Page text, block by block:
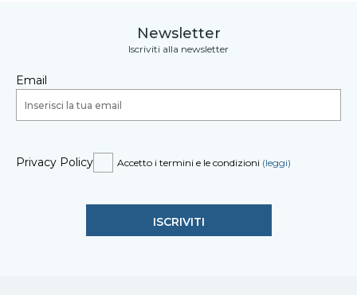
Newsletter
Iscriviti alla newsletter
Email
Privacy Policy Accetto i termini e le condizioni (leggi)